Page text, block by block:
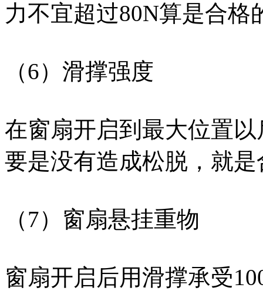
力不宜超过80N算是合格
（6）滑撑强度
在窗扇开启到最大位置
要是没有造成松脱，就
（7）窗扇悬挂重物
窗扇开启后用滑撑承受